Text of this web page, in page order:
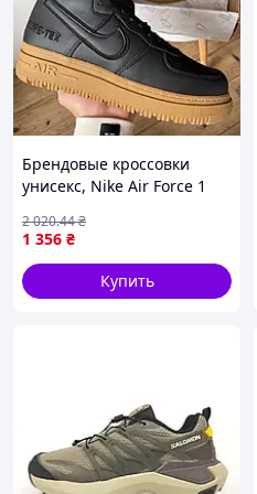
37р 38р 39р
23,5 см 24 см 24,5 см
Чому нам
✪ чесний опис
✪ фотографуємо
✪
на topik.com.ua
Брендовые кроссовки
унисекс, Nike Air Force 1
1 356 ₴
2 020.44₴
Купить